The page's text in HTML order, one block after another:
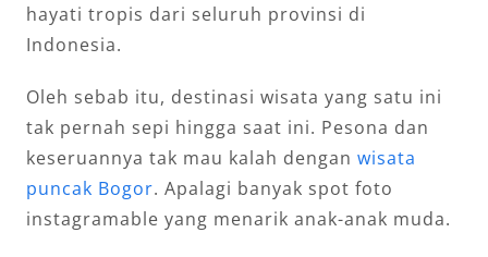
hayati tropis dari seluruh provinsi di
Indonesia.
Oleh sebab itu, destinasi wisata yang satu ini
tak pernah sepi hingga saat ini. Pesona dan
keseruannya tak mau kalah dengan wisata
puncak Bogor. Apalagi banyak spot foto
instagramable yang menarik anak-anak muda.